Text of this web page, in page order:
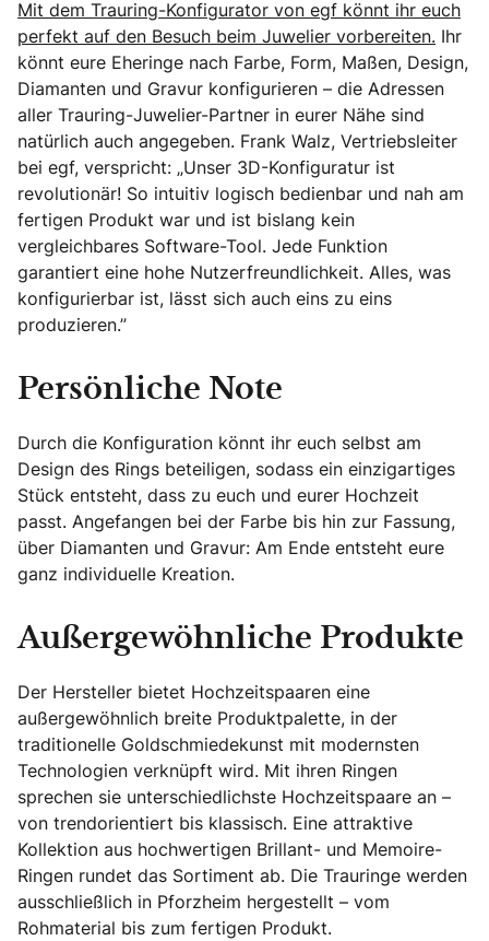
Mit dem Trauring-Konfigurator von egf könnt ihr euch
perfekt auf den Besuch beim Juwelier vorbereiten. Ihr
könnt eure Eheringe nach Farbe, Form, Maßen, Design,
Diamanten und Gravur konfigurieren – die Adressen
aller Trauring-Juwelier-Partner in eurer Nähe sind
natürlich auch angegeben. Frank Walz, Vertriebsleiter
bei egf, verspricht: „Unser 3D-Konfiguratur ist
revolutionär! So intuitiv logisch bedienbar und nah am
fertigen Produkt war und ist bislang kein
vergleichbares Software-Tool. Jede Funktion
garantiert eine hohe Nutzerfreundlichkeit. Alles, was
konfigurierbar ist, lässt sich auch eins zu eins
produzieren.”
Persönliche Note
Durch die Konfiguration könnt ihr euch selbst am
Design des Rings beteiligen, sodass ein einzigartiges
Stück entsteht, dass zu euch und eurer Hochzeit
passt. Angefangen bei der Farbe bis hin zur Fassung,
über Diamanten und Gravur: Am Ende entsteht eure
ganz individuelle Kreation.
Außergewöhnliche Produkte
Der Hersteller bietet Hochzeitspaaren eine
außergewöhnlich breite Produktpalette, in der
traditionelle Goldschmiedekunst mit modernsten
Technologien verknüpft wird. Mit ihren Ringen
sprechen sie unterschiedlichste Hochzeitspaare an –
von trendorientiert bis klassisch. Eine attraktive
Kollektion aus hochwertigen Brillant- und Memoire-
Ringen rundet das Sortiment ab. Die Trauringe werden
ausschließlich in Pforzheim hergestellt – vom
Rohmaterial bis zum fertigen Produkt.